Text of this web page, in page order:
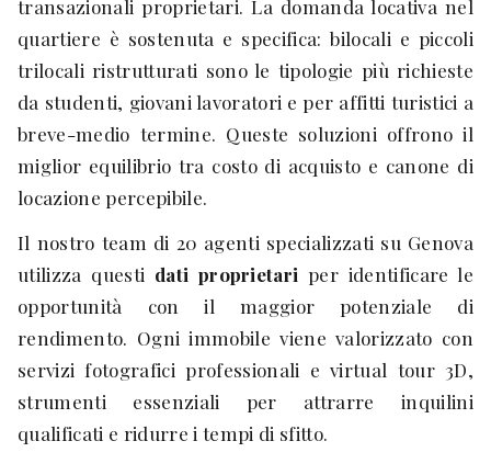
transazionali proprietari. La domanda locativa nel
quartiere è sostenuta e specifica: bilocali e piccoli
trilocali ristrutturati sono le tipologie più richieste
da studenti, giovani lavoratori e per affitti turistici a
breve-medio termine. Queste soluzioni offrono il
miglior equilibrio tra costo di acquisto e canone di
locazione percepibile.
Il nostro team di 20 agenti specializzati su Genova
utilizza questi dati proprietari per identificare le
opportunità con il maggior potenziale di
rendimento. Ogni immobile viene valorizzato con
servizi fotografici professionali e virtual tour 3D,
strumenti essenziali per attrarre inquilini
qualificati e ridurre i tempi di sfitto.